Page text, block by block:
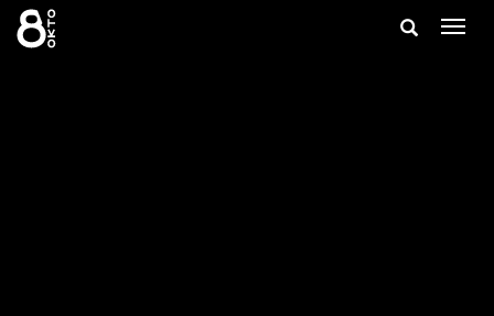
Zum
Inhalt
springen
Suche